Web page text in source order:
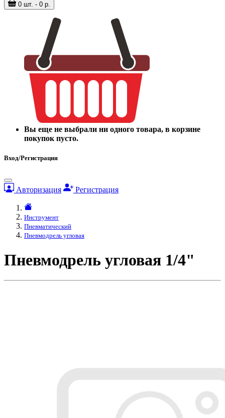
0 шт. - 0 р.
Вы еще не выбрали ни одного товара, в корзине
покупок пусто.
Вход/Регистрация
Авторизация Регистрация
Инструмент
Пневматический
Пневмодрель угловая
Пневмодрель угловая 1/4"